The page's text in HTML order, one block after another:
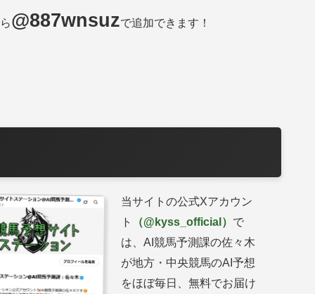
@887wnsuzで追加できます！
当サイトの公式Xアカウン
ト
（@kyss_official） で
は、AI競馬予測課の佐々木
が地方・中央競馬のAI予想
をほぼ毎日、無料でお届け